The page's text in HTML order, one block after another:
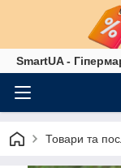
SmartUA -
Товари та